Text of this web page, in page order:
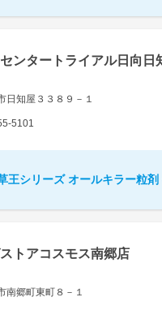
ンタートライアル日向日
日知屋３３８９－１
5101
王シリーズ オールキラー粒
ストアコスモス南郷店
南郷町東町８－１